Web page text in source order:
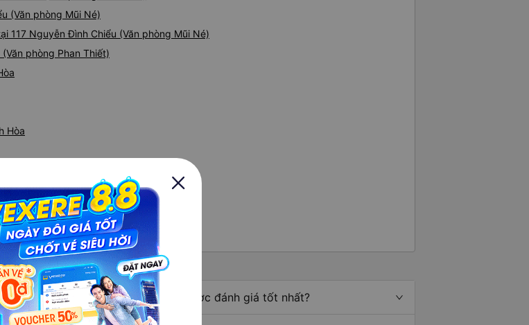
(Văn phòng Mũi Né)
117 Nguyễn Đình Chiểu (Văn phòng Mũi Né)
phòng Phan Thiết)
Hòa
đi Khánh Hòa
nhất
Hòa từ Mũi Né - Bình Thuận được đánh giá tốt nhất?